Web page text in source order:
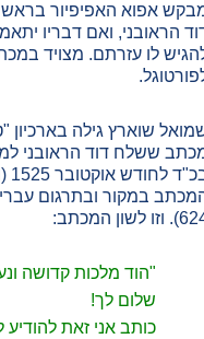
אפוא האפיפיור בראש
הראובני, ואם דבריו
לו עזרתם. מצויד
שוארץ גילה בארכיון
ששלח דוד הראובני
במקור ובתרגום
וזו לשון המכתב:
"הוד מלכות קדושה
שלום לך!
כותב אני זאת